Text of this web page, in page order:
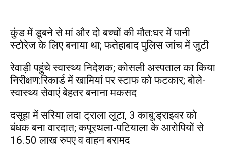
कुंड में डूबने से मां और दो बच्चों की मौत:घर में पानी
स्टोरेज के लिए बनाया था; फतेहाबाद पुलिस जांच में जुटी
रेवाड़ी पहुंचे स्वास्थ्य निदेशक; कोसली अस्पताल का किया
निरीक्षण:रिकार्ड में खामियां पर स्टाफ को फटकार; बोले-
स्वास्थ्य सेवाएं बेहतर बनाना मकसद
दसूहा में सरिया लदा ट्राला लूटा, 3 काबू:ड्राइवर को
बंधक बना वारदात; कपूरथला-पटियाला के आरोपियों से
16.50 लाख रुपए व वाहन बरामद